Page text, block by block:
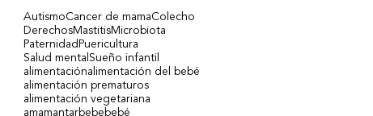
AutismoCancer de mamaColecho
DerechosMastitisMicrobiota
Paternidad Puericultura
Salud mental Sueño infantil
alimentaciónalimentación del bebé
alimentación prematuros
alimentación vegetariana
amamantarbebe bebé